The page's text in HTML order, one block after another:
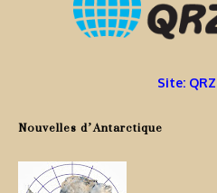
Site:
Nouvelles d’Antarctique